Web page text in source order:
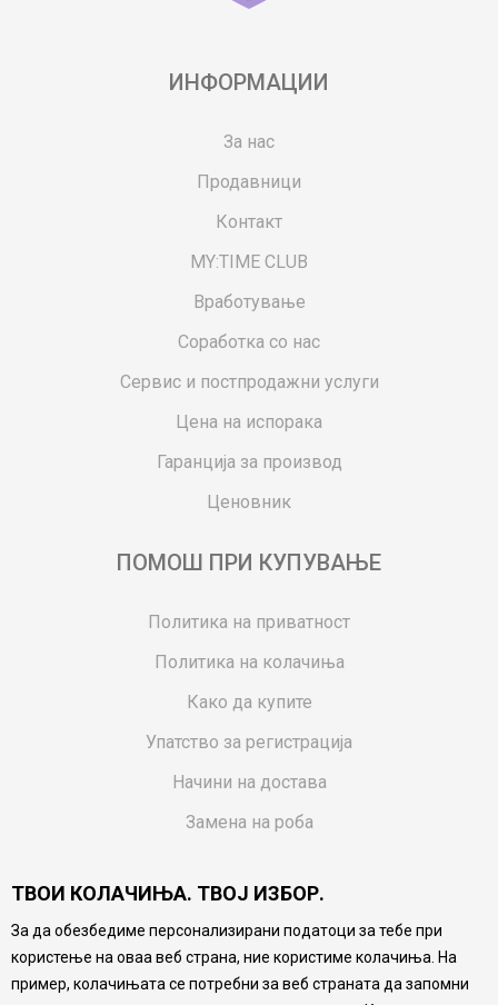
ИНФОРМАЦИИ
За нас
Продавници
Контакт
MY:TIME CLUB
Вработување
Соработка со нас
Сервис и постпродажни услуги
Цена на испорака
Гаранција за производ
Ценовник
ПОМОШ ПРИ КУПУВАЊЕ
Политика на приватност
Политика на колачиња
Како да купите
Упатство за регистрација
Начини на достава
Замена на роба
Ваучери
Product Finder
FAQs
ТВОИ КОЛАЧИЊА. ТВОЈ ИЗБОР.
За да обезбедиме персонализирани податоци за тебе при
користење на оваа веб страна, ние користиме колачиња. На
пример, колачињата се потребни за веб страната да запомни